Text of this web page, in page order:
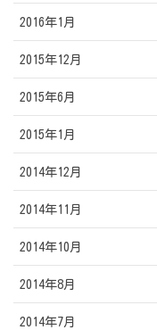
2016年1月
2015年12月
2015年6月
2015年1月
2014年12月
2014年11月
2014年10月
2014年8月
2014年7月